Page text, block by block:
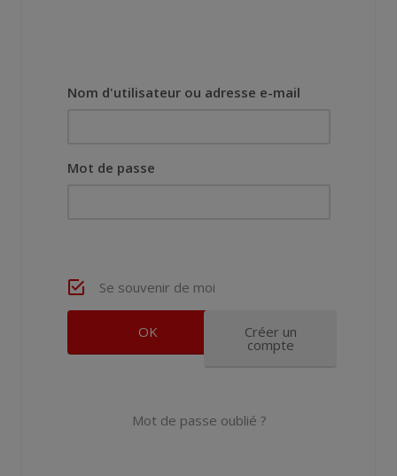
Nom d'utilisateur ou adresse e-mail
Mot de passe
Se souvenir de moi
Créer un
compte
Mot de passe oublié ?